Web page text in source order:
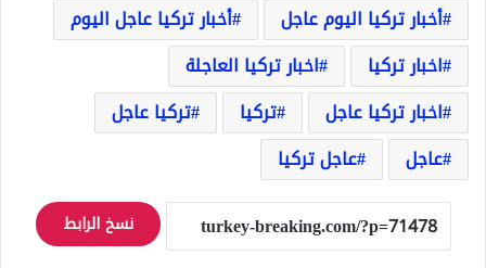
أخبار تركيا اليوم عاجل
أخبار تركيا عاجل اليوم
اخبار تركيا
اخبار تركيا العاجلة
اخبار تركيا عاجل
تركيا
تركيا عاجل
عاجل
عاجل تركيا
نسخ الرابط